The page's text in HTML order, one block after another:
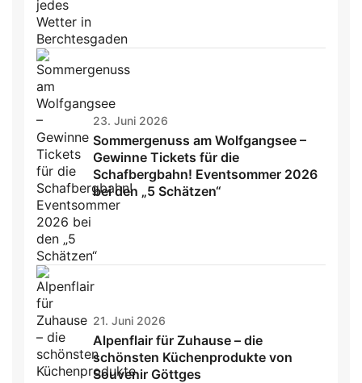
23. Juni 2026
Sommergenuss am Wolfgangsee –
Gewinne Tickets für die
Schafbergbahn! Eventsommer 2026
bei den „5 Schätzen“
21. Juni 2026
Alpenflair für Zuhause – die
schönsten Küchenprodukte von
Souvenir Göttges